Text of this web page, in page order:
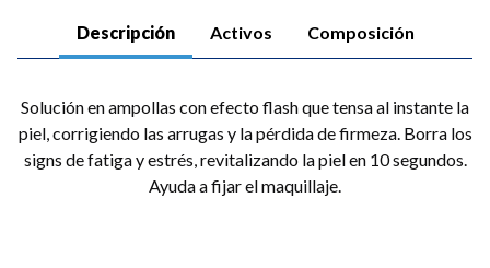
Descripción Activos Composición
Solución en ampollas con efecto flash que tensa al instante la
piel, corrigiendo las arrugas y la pérdida de firmeza. Borra los
signs de fatiga y estrés, revitalizando la piel en 10 segundos.
Ayuda a fijar el maquillaje.